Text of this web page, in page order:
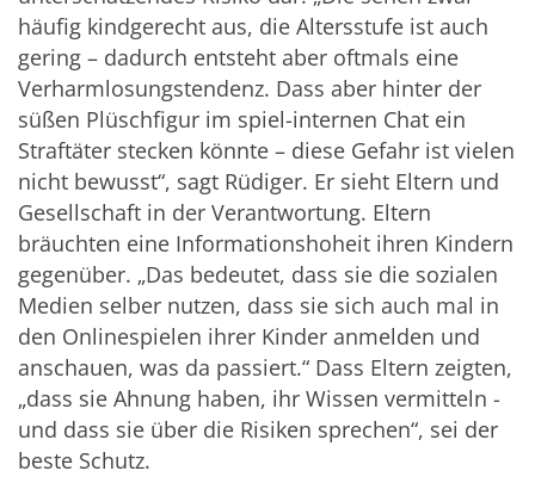
häufig kindgerecht aus, die Altersstufe ist auch
gering – dadurch entsteht aber oftmals eine
Verharmlosungstendenz. Dass aber hinter der
süßen Plüschfigur im spiel-internen Chat ein
Straftäter stecken könnte – diese Gefahr ist vielen
nicht bewusst“, sagt Rüdiger. Er sieht Eltern und
Gesellschaft in der Verantwortung. Eltern
bräuchten eine Informationshoheit ihren Kindern
gegenüber. „Das bedeutet, dass sie die sozialen
Medien selber nutzen, dass sie sich auch mal in
den Onlinespielen ihrer Kinder anmelden und
anschauen, was da passiert.“ Dass Eltern zeigten,
„dass sie Ahnung haben, ihr Wissen vermitteln -
und dass sie über die Risiken sprechen“, sei der
beste Schutz.